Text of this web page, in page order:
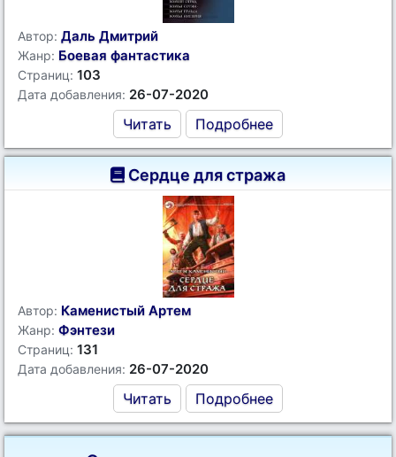
Автор: Даль Дмитрий
Жанр: Боевая фантастика
Страниц: 103
Дата добавления: 26-07-2020
Читать Подробнее
Сердце для стража
Автор: Каменистый Артем
Жанр: Фэнтези
Страниц: 131
Дата добавления: 26-07-2020
Читать Подробнее